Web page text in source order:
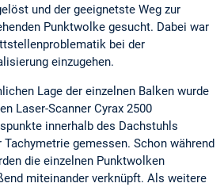
und der geeignetste Weg zur
Punktwolke gesucht. Dabei war
bei der
einzugehen.
Lage der einzelnen Balken wurde
Laser-Scanner Cyrax 2500
innerhalb des Dachstuhls
gemessen. Schon während
die einzelnen Punktwolken
miteinander verknüpft. Als weitere